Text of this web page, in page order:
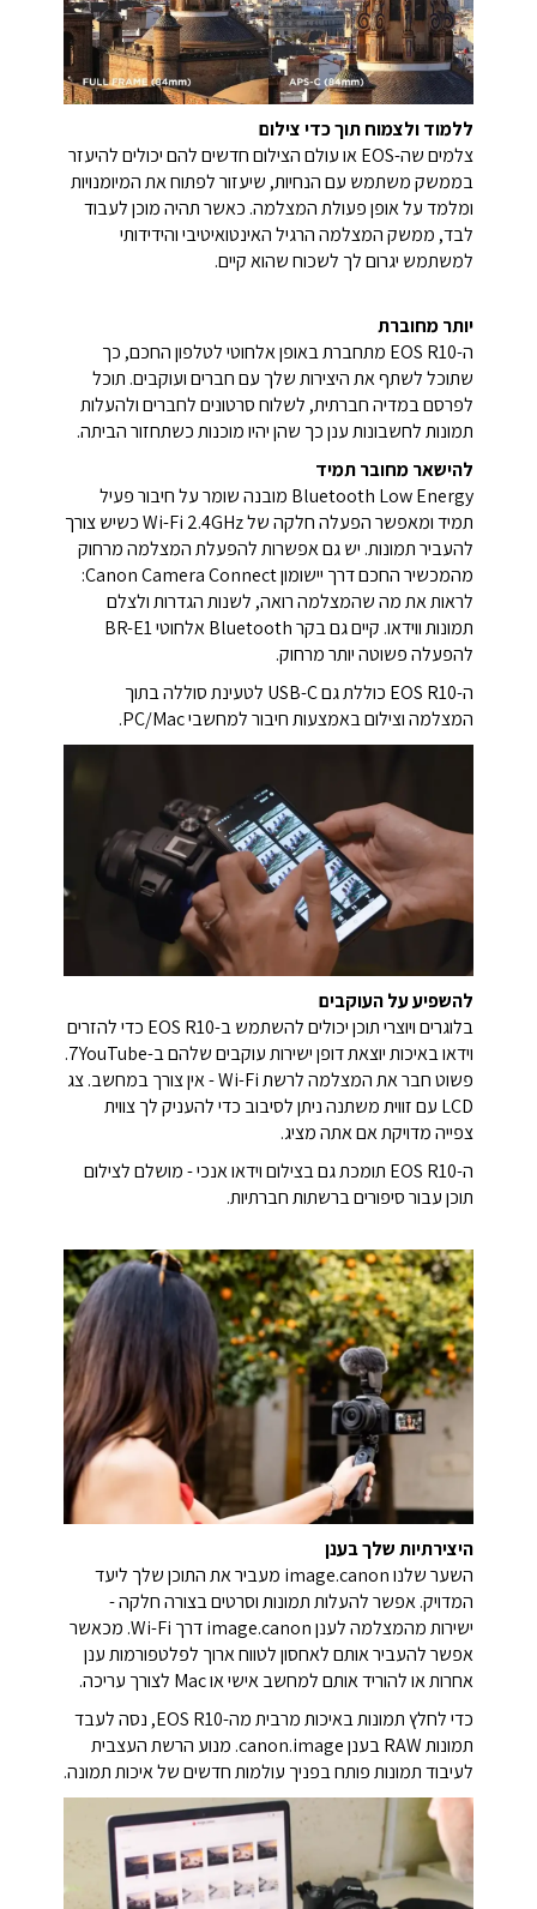
ללמוד ולצמוח תוך כדי צילום
צלמים שה-EOS או עולם הצילום חדשים להם יכולים להיעזר
בממשק משתמש עם הנחיות, שיעזור לפתוח את המיומנויות
ומלמד על אופן פעולת המצלמה. כאשר תהיה מוכן לעבוד
לבד, ממשק המצלמה הרגיל האינטואיטיבי והידידותי
למשתמש יגרום לך לשכוח שהוא קיים.
יותר מחוברת
ה-EOS R10 מתחברת באופן אלחוטי לטלפון החכם, כך
שתוכל לשתף את היצירות שלך עם חברים ועוקבים. תוכל
לפרסם במדיה חברתית, לשלוח סרטונים לחברים ולהעלות
תמונות לחשבונות ענן כך שהן יהיו מוכנות כשתחזור הביתה.
להישאר מחובר תמיד
Bluetooth Low Energy מובנה שומר על חיבור פעיל
תמיד ומאפשר הפעלה חלקה של Wi-Fi 2.4GHz כשיש צורך
להעביר תמונות. יש גם אפשרות להפעלת המצלמה מרחוק
מהמכשיר החכם דרך יישומון Canon Camera Connect:
לראות את מה שהמצלמה רואה, לשנות הגדרות ולצלם
תמונות ווידאו. קיים גם בקר Bluetooth אלחוטי BR-E1
להפעלה פשוטה יותר מרחוק.
ה-EOS R10 כוללת גם USB-C לטעינת סוללה בתוך
המצלמה וצילום באמצעות חיבור למחשבי PC/Mac.
להשפיע על העוקבים
בלוגרים ויוצרי תוכן יכולים להשתמש ב-EOS R10 כדי להזרים
וידאו באיכות יוצאת דופן ישירות עוקבים שלהם ב-YouTube‏7.
פשוט חבר את המצלמה לרשת Wi-Fi - אין צורך במחשב. צג
LCD עם זווית משתנה ניתן לסיבוב כדי להעניק לך צווית
צפייה מדויקת אם אתה מציג.
ה-EOS R10 תומכת גם בצילום וידאו אנכי - מושלם לצילום
תוכן עבור סיפורים ברשתות חברתיות.
היצירתיות שלך בענן
השער שלנו image.canon מעביר את התוכן שלך ליעד
המדויק. אפשר להעלות תמונות וסרטים בצורה חלקה -
ישירות מהמצלמה לענן image.canon דרך Wi-Fi. מכאשר
אפשר להעביר אותם לאחסון לטווח ארוך לפלטפורמות ענן
אחרות או להוריד אותם למחשב אישי או Mac לצורך עריכה.
כדי לחלץ תמונות באיכות מרבית מה-EOS R10, נסה לעבד
תמונות RAW בענן canon.image. מנוע הרשת העצבית
לעיבוד תמונות פותח בפניך עולמות חדשים של איכות תמונה.